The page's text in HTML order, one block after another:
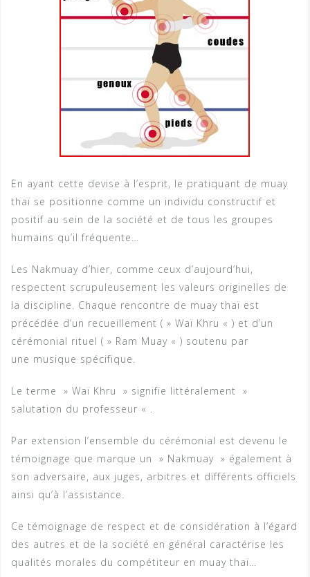
En ayant cette devise à l’esprit, le pratiquant de muay
thaï se positionne comme un individu constructif et
positif au sein de la société et de tous les groupes
humains qu’il fréquente…
Les Nakmuay d’hier, comme ceux d’aujourd’hui,
respectent scrupuleusement les valeurs originelles de
la discipline. Chaque rencontre de muay thaï est
précédée d’un recueillement ( » Waï Khru « ) et d’un
cérémonial rituel ( » Ram Muay « ) soutenu par
une musique spécifique.
Le terme » Waï Khru » signifie littéralement »
salutation du professeur « .
Par extension l’ensemble du cérémonial est devenu le
témoignage que marque un » Nakmuay » également à
son adversaire, aux juges, arbitres et différents officiels
ainsi qu’à l’assistance.
Ce témoignage de respect et de considération à l’égard
des autres et de la société en général caractérise les
qualités morales du compétiteur en muay thaï…